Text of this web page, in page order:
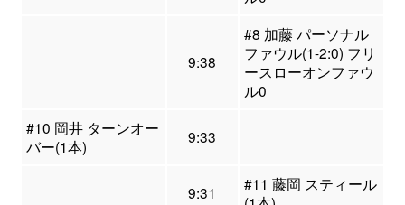
9:38
#8 加藤 パーソナル
ファウル(1-2:0) フリ
ースローオンファウ
ル0
#10 岡井 ターンオー
バー(1本)
9:33
9:31
#11 藤岡 スティール